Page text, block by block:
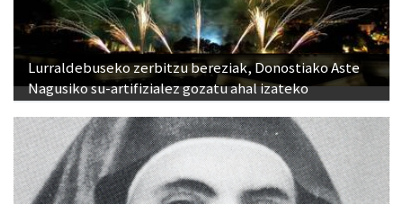
Lurraldebuseko zerbitzu bereziak, Donostiako Aste
Nagusiko su-artifizialez gozatu ahal izateko